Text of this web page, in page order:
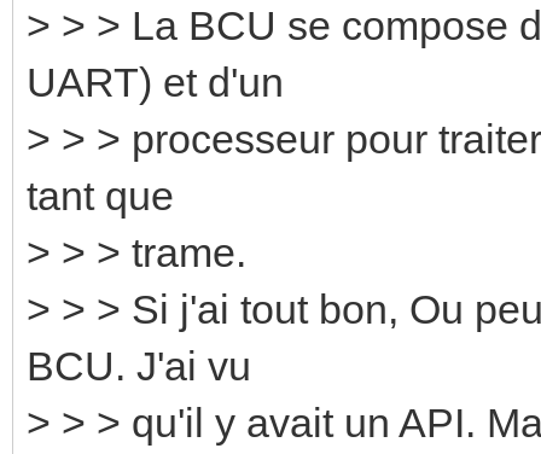
> > > La BCU se compose
UART) et d'un
> > > processeur pour
tant que
> > > trame.
> > > Si j'ai tout bon, Ou
BCU. J'ai vu
> > > qu'il y avait un API.